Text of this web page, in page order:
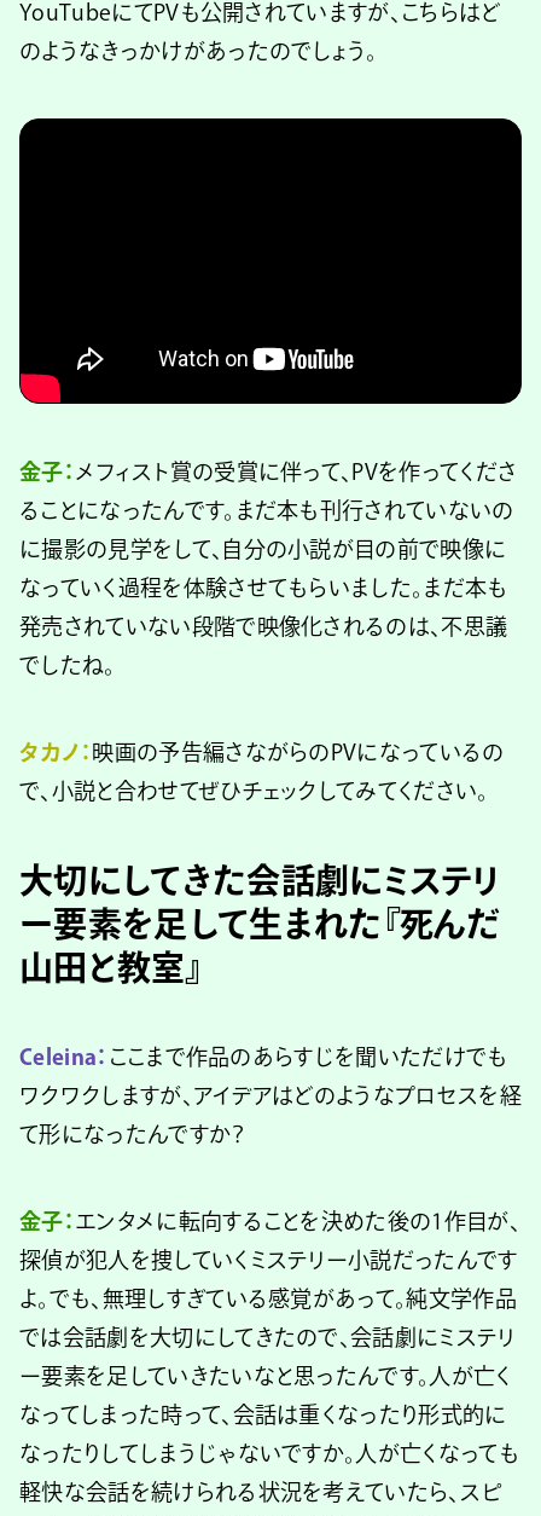
YouTubeにてPVも公開されていますが、こちらはど
のようなきっかけがあったのでしょう。
金子： メフィスト賞の受賞に伴って、PVを作ってくださ
ることになったんです。まだ本も刊行されていないの
に撮影の見学をして、自分の小説が目の前で映像に
なっていく過程を体験させてもらいました。まだ本も
発売されていない段階で映像化されるのは、不思議
でしたね。
タカノ： 映画の予告編さながらのPVになっているの
で、小説と合わせてぜひチェックしてみてください。
大切にしてきた会話劇にミステリ
ー要素を足して生まれた『死んだ
山田と教室』
Celeina： ここまで作品のあらすじを聞いただけでも
ワクワクしますが、アイデアはどのようなプロセスを経
て形になったんですか？
金子： エンタメに転向することを決めた後の1作目が、
探偵が犯人を捜していくミステリー小説だったんです
よ。でも、無理しすぎている感覚があって。純文学作品
では会話劇を大切にしてきたので、会話劇にミステリ
ー要素を足していきたいなと思ったんです。人が亡く
なってしまった時って、会話は重くなったり形式的に
なったりしてしまうじゃないですか。人が亡くなっても
軽快な会話を続けられる状況を考えていたら、スピ